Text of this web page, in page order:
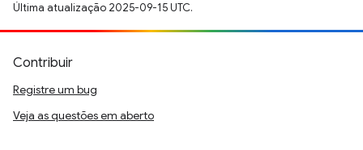
Última atualização 2025-09-15 UTC.
Contribuir
Registre um bug
Veja as questões em aberto